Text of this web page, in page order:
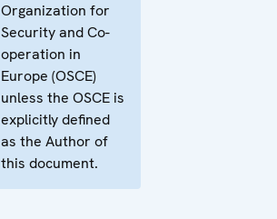
Organization for
Security and Co-
operation in
Europe (OSCE)
unless the OSCE is
explicitly defined
as the Author of
this document.